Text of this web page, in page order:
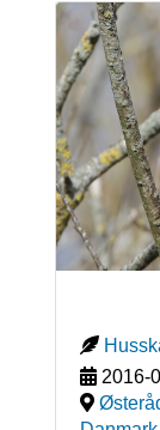
2016-